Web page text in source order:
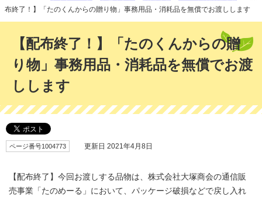
布終了！】「たのくんからの贈り物」事務用品・消耗品を無償でお渡しします
【配布終了！】「たのくんからの贈
り物」事務用品・消耗品を無償でお渡
しします
ページ番号1004773 更新日 2021年4月8日
【配布終了】今回お渡しする品物は、株式会社大塚商会の通信販
売事業「たのめーる」において、パッケージ破損などで戻し入れ